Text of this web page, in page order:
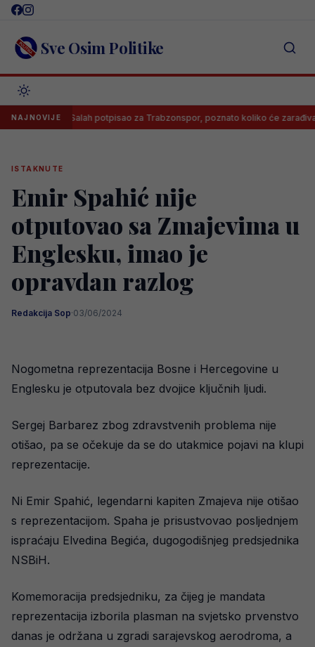
Skip
content Sve Osim Politike
NAJNOVIJE
Salah potpisao za Trabzonspor, poznato koliko će zarađivati
ISTAKNUTE
Emir Spahić nije
otputovao sa Zmajevima u
Englesku, imao je
opravdan razlog
Redakcija Sop·03/06/2024
Nogometna reprezentacija Bosne i Hercegovine u
Englesku je otputovala bez dvojice ključnih ljudi.
Sergej Barbarez zbog zdravstvenih problema nije
otišao, pa se očekuje da se do utakmice pojavi na klupi
reprezentacije.
Ni Emir Spahić, legendarni kapiten Zmajeva nije otišao
s reprezentacijom. Spaha je prisustvovao posljednjem
ispraćaju Elvedina Begića, dugogodišnjeg predsjednika
NSBiH.
Komemoracija predsjedniku, za čijeg je mandata
reprezentacija izborila plasman na svjetsko prvenstvo
danas je održana u zgradi sarajevskog aerodroma, a